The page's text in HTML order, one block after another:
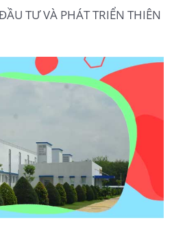
TƯ VÀ PHÁT TRIỂN THIÊN